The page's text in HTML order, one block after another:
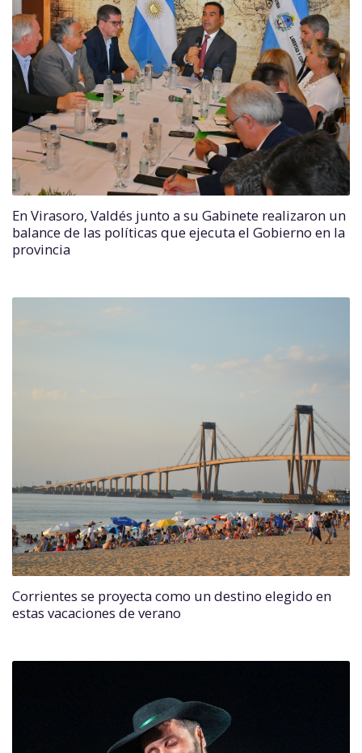
En Virasoro, Valdés junto a su Gabinete realizaron un
balance de las políticas que ejecuta el Gobierno en la
provincia
Corrientes se proyecta como un destino elegido en
estas vacaciones de verano